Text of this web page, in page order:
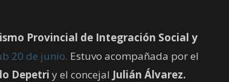
Provincial de Integración Social y
20 de junio. Estuvo acompañada por el
Depetri y el concejal Julián Álvarez.